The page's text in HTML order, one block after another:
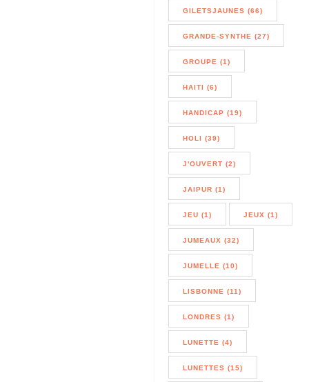
GILETSJAUNES (66)
GRANDE-SYNTHE (27)
GROUPE (1)
HAITI (6)
HANDICAP (19)
HOLI (39)
J'OUVERT (2)
JAIPUR (1)
JEU (1) JEUX (1)
JUMEAUX (32)
JUMELLE (10)
LISBONNE (11)
LONDRES (1)
LUNETTE (4)
LUNETTES (15)